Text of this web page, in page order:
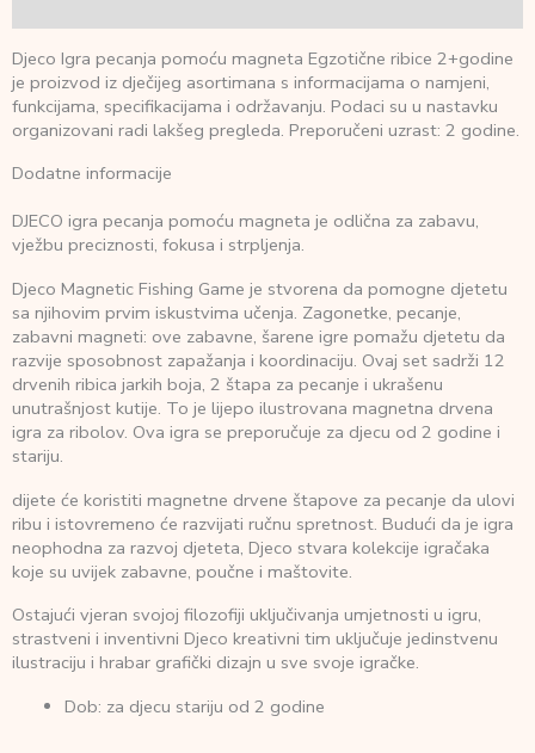
Djeco Igra pecanja pomoću magneta Egzotične ribice 2+godine
je proizvod iz dječijeg asortimana s informacijama o namjeni,
funkcijama, specifikacijama i održavanju. Podaci su u nastavku
organizovani radi lakšeg pregleda. Preporučeni uzrast: 2 godine.
Dodatne informacije
DJECO igra pecanja pomoću magneta je odlična za zabavu,
vježbu preciznosti, fokusa i strpljenja.
Djeco Magnetic Fishing Game je stvorena da pomogne djetetu
sa njihovim prvim iskustvima učenja. Zagonetke, pecanje,
zabavni magneti: ove zabavne, šarene igre pomažu djetetu da
razvije sposobnost zapažanja i koordinaciju. Ovaj set sadrži 12
drvenih ribica jarkih boja, 2 štapa za pecanje i ukrašenu
unutrašnjost kutije. To je lijepo ilustrovana magnetna drvena
igra za ribolov. Ova igra se preporučuje za djecu od 2 godine i
stariju.
dijete će koristiti magnetne drvene štapove za pecanje da ulovi
ribu i istovremeno će razvijati ručnu spretnost. Budući da je igra
neophodna za razvoj djeteta, Djeco stvara kolekcije igračaka
koje su uvijek zabavne, poučne i maštovite.
Ostajući vjeran svojoj filozofiji uključivanja umjetnosti u igru,
strastveni i inventivni Djeco kreativni tim uključuje jedinstvenu
ilustraciju i hrabar grafički dizajn u sve svoje igračke.
Dob: za djecu stariju od 2 godine